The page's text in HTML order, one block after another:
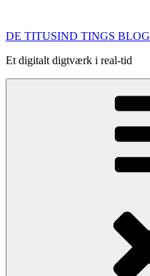
indhold
DE TITUSIND TINGS BLOG
Et digitalt digtværk i real-tid